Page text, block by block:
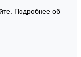
Подробнее об